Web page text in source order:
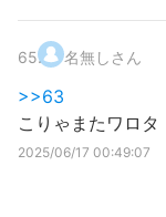
65. 名無しさん
>>63
こりゃまたワロタ
2025/06/17 00:49:07